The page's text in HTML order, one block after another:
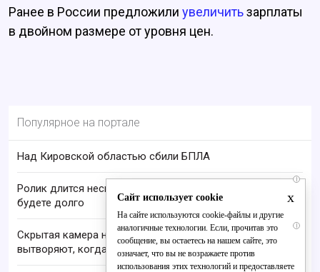
Ранее в России предложили увеличитьзарплаты
в двойном размере от уровня цен.
Популярное на портале
Над Кировской областью сбили БПЛА
i
Ролик длится несколько секунд, а смеяться вы
будете долго
i
Скрытая камера на пляже Крыма: Что люди
вытворяют, когда их не видят...
x
Сайт использует cookie
На сайте используются cookie-файлы и другие
аналогичные технологии. Если, прочитав это
сообщение, вы остаетесь на нашем сайте, это
означает, что вы не возражаете против
использования этих технологий и предоставляете